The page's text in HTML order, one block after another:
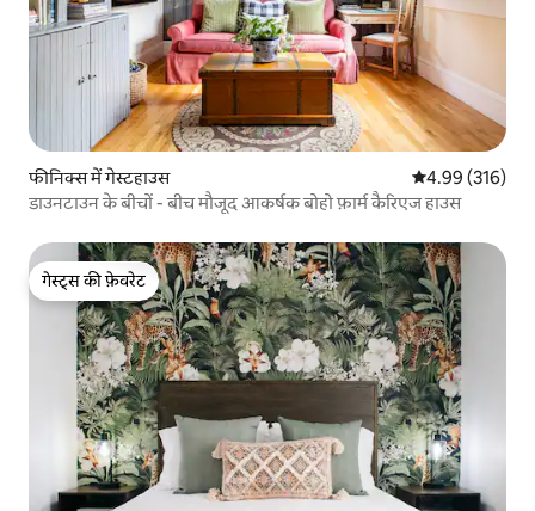
फीनिक्स में गेस्टहाउस औसत रेटिंग 5 में से
4.99 (316)
डाउनटाउन के बीचों - बीच मौजूद आकर्षक बोहो फ़ार्म कैरिएज हाउस
गेस्ट्स की फ़ेवरेट
गेस्ट्स की फ़ेवरेट